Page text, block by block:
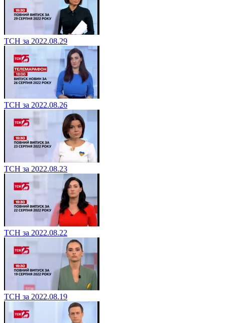
ТСН за 2022.08.29
ТСН за 2022.08.26
ТСН за 2022.08.23
ТСН за 2022.08.22
ТСН за 2022.08.19